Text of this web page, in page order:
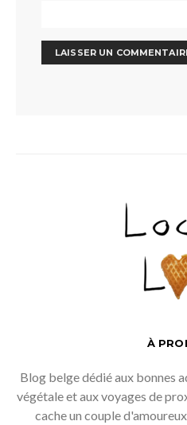
À
Blog belge dédié aux bonnes
végétale et aux voyages de
cache un couple